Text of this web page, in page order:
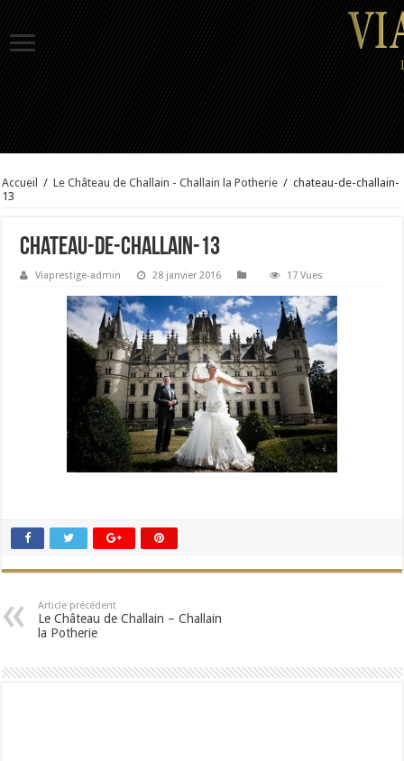
Accueil / Le Château de Challain - Challain la Potherie / chateau-de-challain-
13
chateau-de-challain-13
Viaprestige-admin 28 janvier 2016 17 Vues
Article précédent
Le Château de Challain – Challain
la Potherie